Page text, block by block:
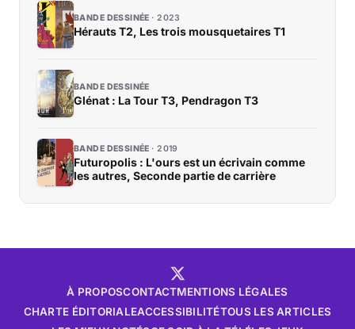
BANDE DESSINÉE 2023
Hérauts T2, Les trois mousquetaires T1
BANDE DESSINÉE
Glénat : La Tour T3, Pendragon T3
BANDE DESSINÉE 2019
Futuropolis : L'ours est un écrivain comme
les autres, Seconde partie de carrière
À PROPOSCONTACTMENTIONS LÉGALES
CHARTE ÉDITORIALEACCESSIBILITÉTOUS LES ARTICLES